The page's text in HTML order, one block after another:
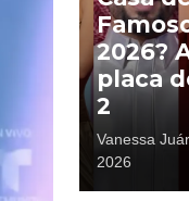
2026?
placa
2
Vanessa
2026